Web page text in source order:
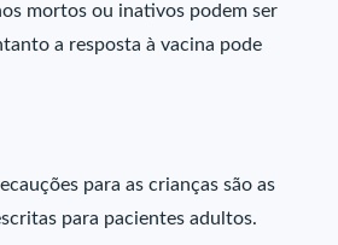
mortos ou inativos podem ser
a resposta à vacina pode
para as crianças são as
para pacientes adultos.